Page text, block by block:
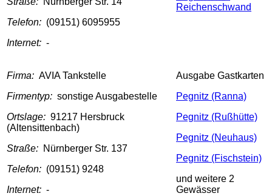
Telefon: (09151) 6095955
Internet: -
Reichenschwand
Firma: AVIA Tankstelle
Firmentyp: sonstige Ausgabestelle
Ortslage: 91217 Hersbruck
(Altensittenbach)
Straße: Nürnberger Str. 137
Telefon: (09151) 9248
Internet: -
Ausgabe Gastkarten
Pegnitz (Ranna)
Pegnitz (Rußhütte)
Pegnitz (Neuhaus)
Pegnitz (Fischstein)
und weitere 2
Gewässer